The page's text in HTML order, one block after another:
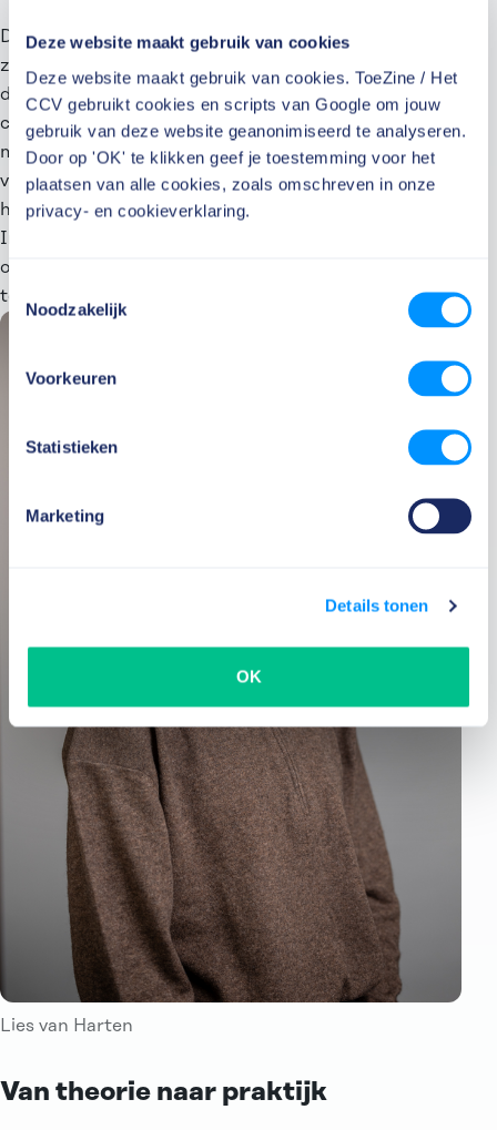
Deze website maakt gebruik van cookies
Deze website maakt gebruik van cookies. ToeZine / Het
CCV gebruikt cookies en scripts van Google om jouw
gebruik van deze website geanonimiseerd te analyseren.
Door op 'OK' te klikken geef je toestemming voor het
plaatsen van alle cookies, zoals omschreven in onze
privacy- en cookieverklaring.
Noodzakelijk
Voorkeuren
Statistieken
Marketing
Details tonen
OK
Daarnaast onderzoeken de toezichthouders via
zogenaamde ecosysteemanalyses welke organisaties,
diensten en sectoren van elkaar afhankelijk zijn. Een
cloud-leverancier of datacenter kan namelijk voor
meerdere sectoren tegelijk belangrijk zijn. “Door dat
vooraf in kaart te brengen, kunnen we afspreken wie
het voortouw neemt en hoe we gezamenlijk optreden.
In zulke gevallen spreken we af dat een van ons
optreedt als de coördinerende toezichthouder, zodat
toezichtactiviteiten op elkaar worden afgestemd.”
Lies van Harten
Van theorie naar praktijk